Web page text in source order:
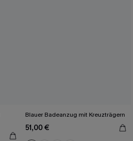
Blauer Badeanzug mit Kreuzträgern
51,00 €